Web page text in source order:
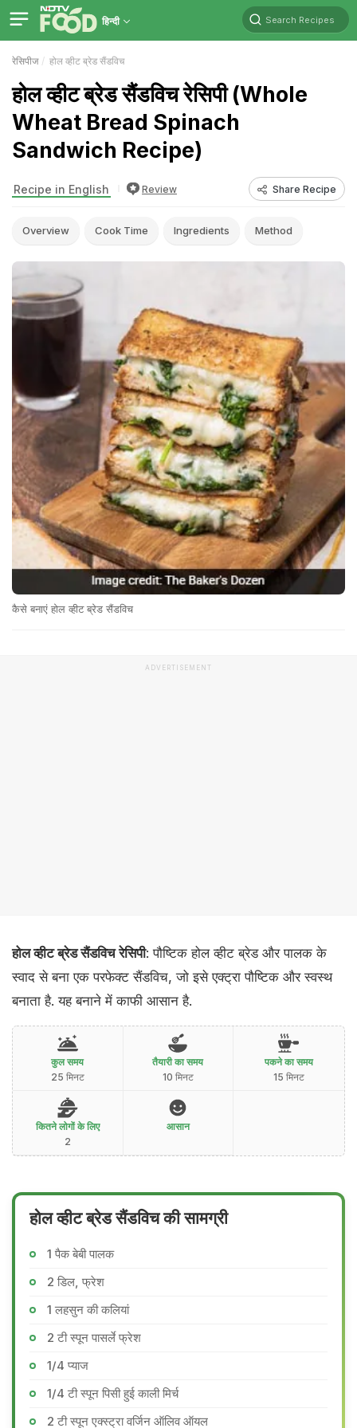
हिन्दी Search Recipes
रेसिपीज होल व्हीट ब्रेड सैंडविच
होल व्हीट ब्रेड सैंडविच रेसिपी (Whole
Wheat Bread Spinach
Sandwich Recipe)
Recipe in English Review Share Recipe
Overview Cook Time Ingredients Method
कैसे बनाएं होल व्हीट ब्रेड सैंडविच
ADVERTISEMENT
होल व्हीट ब्रेड सैंडविच रेसिपी: पौष्टिक होल व्हीट ब्रेड और पालक के
स्वाद से बना एक परफेक्ट सैंडविच, जो इसे एक्ट्रा पौष्टिक और स्वस्थ
बनाता है. यह बनाने में काफी आसान है.
कुल समय
25 मिनट
तैयारी का समय
10 मिनट
पकने का समय
15 मिनट
कितने लोगों के लिए
2
आसान
होल व्हीट ब्रेड सैंडविच की सामग्री
1 पैक बेबी पालक
2 डिल, फ्रेश
1 लहसुन की कलियां
2 टी स्पून पासर्ले फ्रेश
1/4 प्याज
1/4 टी स्पून पिसी हुई काली मिर्च
2 टी स्पून एक्स्ट्रा वर्जिन ऑलिव ऑयल